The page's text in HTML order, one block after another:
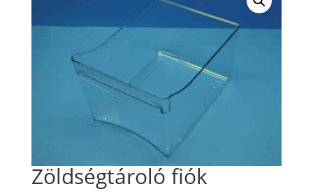
Zöldségtároló fiók